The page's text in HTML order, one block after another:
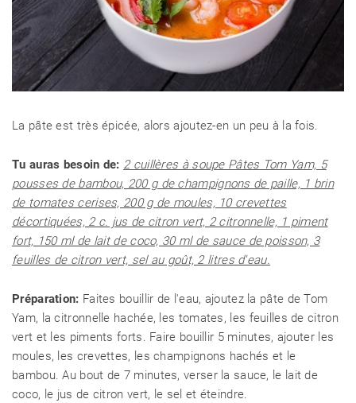
La pâte est très épicée, alors ajoutez-en un peu à la fois.
Tu auras besoin de: 2 cuillères à soupe Pâtes Tom Yam, 5
pousses de bambou, 200 g de champignons de paille, 1 brin
de tomates cerises, 200 g de moules, 10 crevettes
décortiquées, 2 c. jus de citron vert, 2 citronnelle, 1 piment
fort, 150 ml de lait de coco, 30 ml de sauce de poisson, 3
feuilles de citron vert, sel au goût, 2 litres d'eau.
Préparation: Faites bouillir de l'eau, ajoutez la pâte de Tom
Yam, la citronnelle hachée, les tomates, les feuilles de citron
vert et les piments forts. Faire bouillir 5 minutes, ajouter les
moules, les crevettes, les champignons hachés et le
bambou. Au bout de 7 minutes, verser la sauce, le lait de
coco, le jus de citron vert, le sel et éteindre.